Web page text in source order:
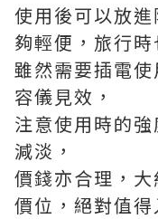
使用後可以放
夠輕便，旅行時
雖然需要插電
容儀見效，
注意使用時的
減淡，
價錢亦合理，
價位，絕對值得